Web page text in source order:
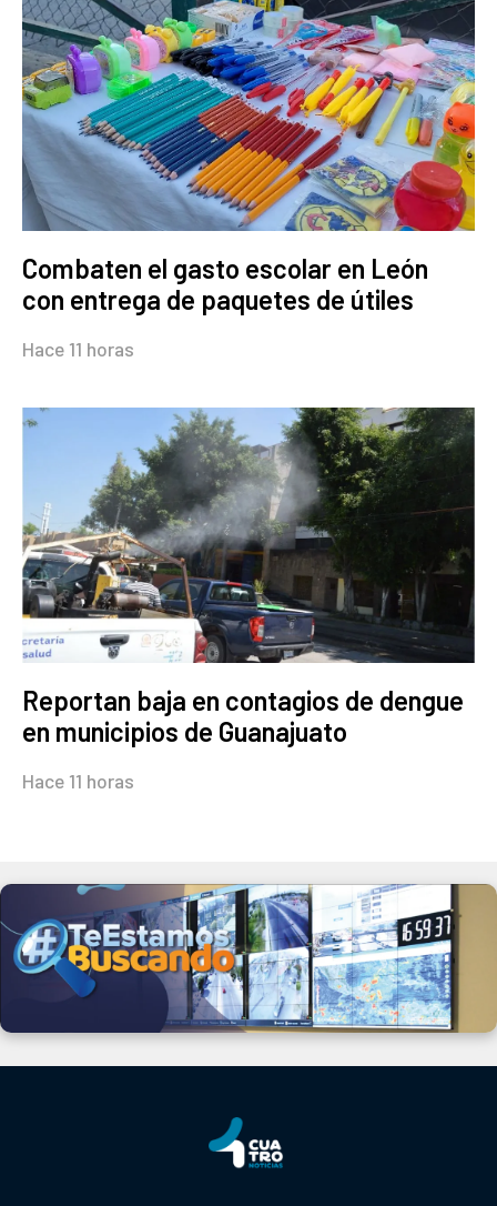
Combaten el gasto escolar en León
con entrega de paquetes de útiles
Hace 11 horas
Reportan baja en contagios de dengue
en municipios de Guanajuato
Hace 11 horas